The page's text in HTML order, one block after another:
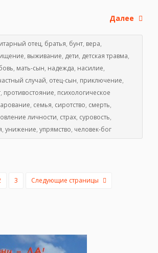
Далее
отец, братья, бунт, вера,
, выживание, дети, детская травма,
, мать-сын, надежда, насилие,
случай, отец-сын, приключение,
, противостояние, психологическое
, семья, сиротство, смерть,
личности, страх, суровость,
, унижение, упрямство, человек-бог
3 Следующие страницы